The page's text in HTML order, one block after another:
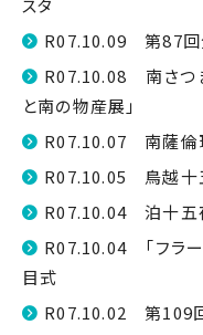
スタ
R07.10.09 第87回
R07.10.08 南さつ
と南の物産展」
R07.10.07 南薩倫
R07.10.05 鳥越十
R07.10.04 泊十五
R07.10.04 「フラー
目式
R07.10.02 第109